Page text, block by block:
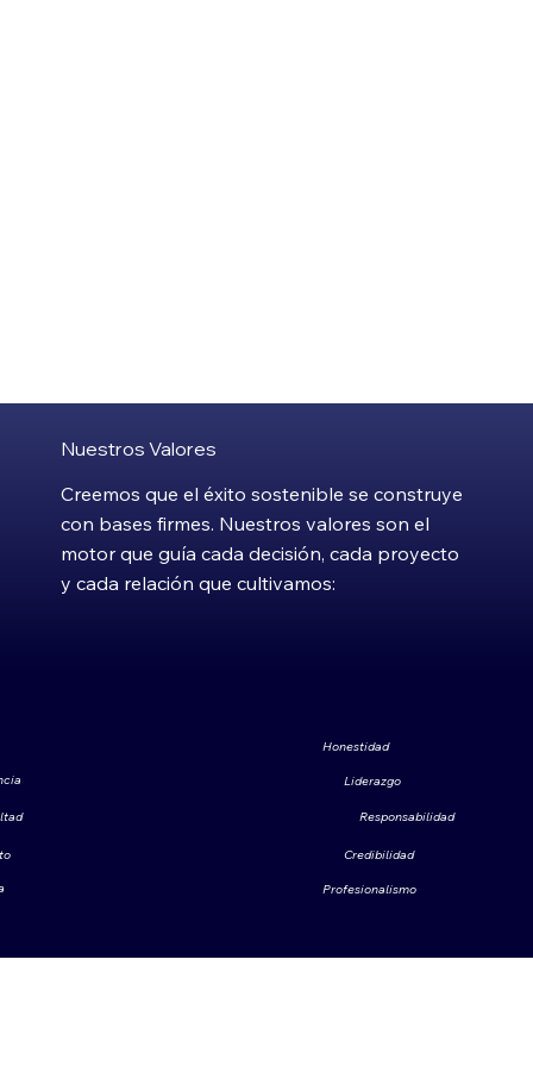
Nuestros Valores
Creemos que el éxito sostenible se construye
con bases firmes. Nuestros valores son el
motor que guía cada decisión, cada proyecto
y cada relación que cultivamos:
Honestidad
Liderazgo
Responsabilidad
Credibilidad
Profesionalismo